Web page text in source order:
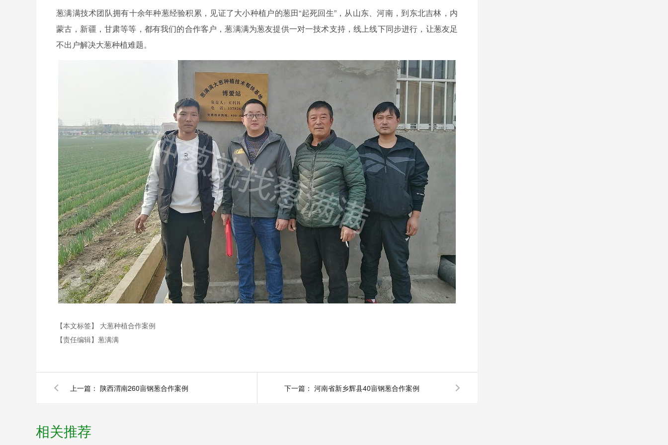
葱满满技术团队拥有十余年种葱经验积累，见证了大小种植户的葱田“起死回生”，从山东、河南，到东北吉林，内
蒙古，新疆，甘肃等等，都有我们的合作客户，葱满满为葱友提供一对一技术支持，线上线下同步进行，让葱友足
不出户解决大葱种植难题。
【本文标签】 大葱种植合作案例
【责任编辑】 葱满满
上一篇： 陕西渭南260亩钢葱合作案例 下一篇： 河南省新乡辉县40亩钢葱合作案例
相关推荐